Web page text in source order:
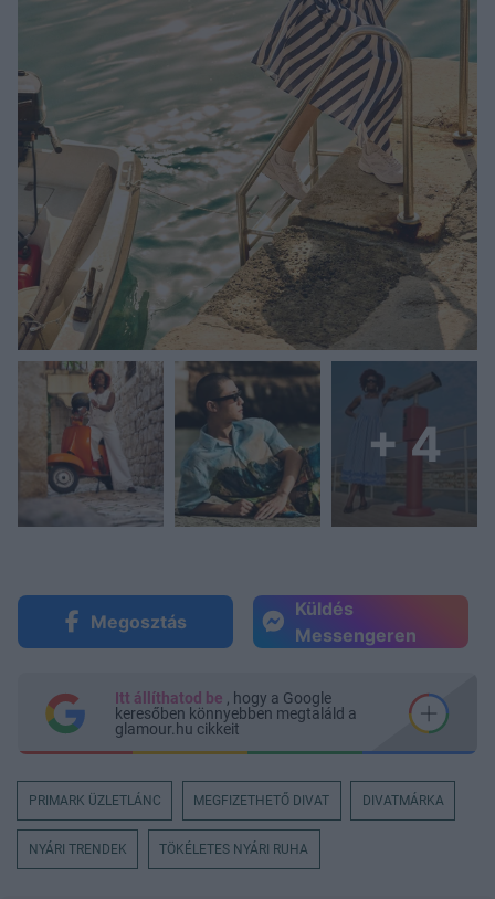
+ 4
Megosztás
Küldés
Messengeren
Itt állíthatod be , hogy a Google
keresőben könnyebben megtaláld a
glamour.hu cikkeit
PRIMARK ÜZLETLÁNC MEGFIZETHETŐ DIVAT DIVATMÁRKA
NYÁRI TRENDEK TÖKÉLETES NYÁRI RUHA